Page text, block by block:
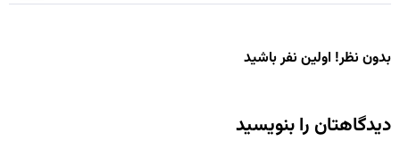
بدون نظر! اولین نفر باشید
دیدگاهتان را بنویسید